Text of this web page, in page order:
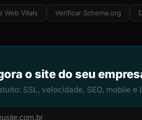
Web Vitals Verificar Schema.org
o site do seu
SSL, velocidade, SEO, mobile e